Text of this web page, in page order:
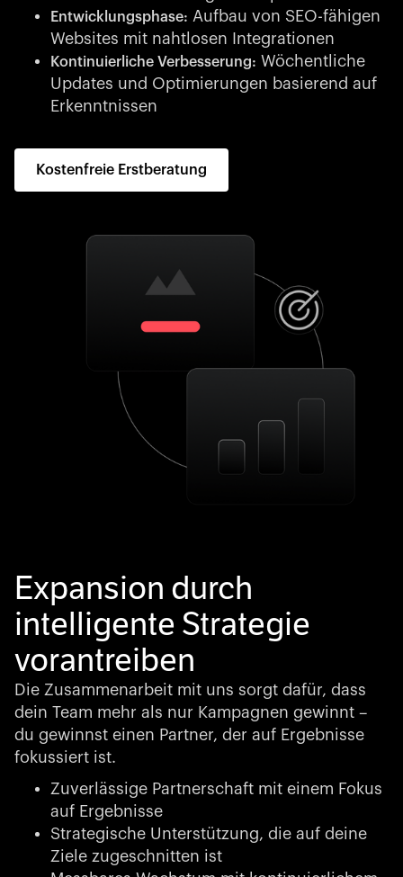
Entwicklungsphase: Aufbau von SEO-fähigen
Websites mit nahtlosen Integrationen
Kontinuierliche Verbesserung: Wöchentliche
Updates und Optimierungen basierend auf
Erkenntnissen
Kostenfreie Erstberatung
Expansion durch
intelligente Strategie
vorantreiben
Die Zusammenarbeit mit uns sorgt dafür, dass
dein Team mehr als nur Kampagnen gewinnt –
du gewinnst einen Partner, der auf Ergebnisse
fokussiert ist.
Zuverlässige Partnerschaft mit einem Fokus
auf Ergebnisse
Strategische Unterstützung, die auf deine
Ziele zugeschnitten ist